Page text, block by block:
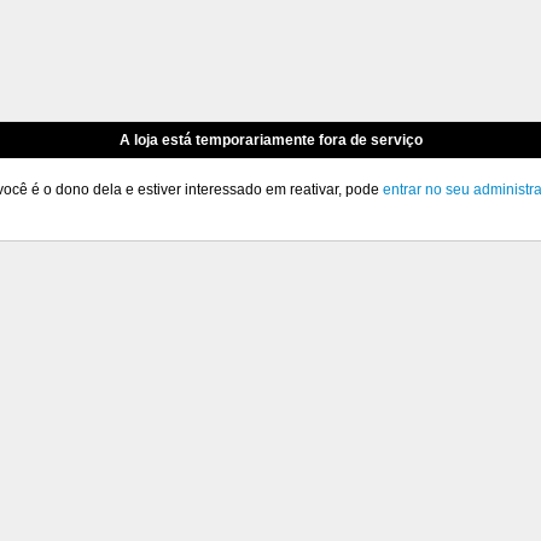
A loja está temporariamente fora de serviço
é o dono dela e estiver interessado em reativar, pode entrar no seu